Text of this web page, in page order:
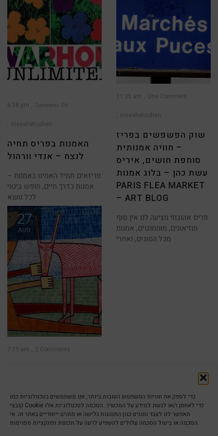
כדי לספק את חוויות המשתמש הטובות ביותר, אנו משתמשים בטכנולוגיות כמו
קובצי Cookie כדי לאחסן ו/או לגשת למידע על המכשיר. הסכמה לטכנולוגיות אלו
תאפשר לנו לעבד נתונים כגון התנהגות גלישה או מזהים ייחודיים באתר זה. אי
הסכמה או ביטול הסכמה עלולים להשפיע לרעה על תכונות ופונקציות מסוימות.
6:58 pm Comments Off
וורהול
iriseshetcohen
האמנות בפריס תחיה
לנצח – אנדי וורהול
פריזאים תמיד האמינו באמנות –
אמנות כדרך חיים, חופש ביטוי
לכל נושא
11:35 am One Comment
iriseshetcohen
שוק הפשפשים בפריז
– חוויה אמנותית
סוחפת חושים, איריס
עשת כהן – בלוג אמנות
PARIS FLEA MARKET
– ART BLOG
פריס אהובתי מציעה לנו אין סוף
מוזיאונים, מונומנטים, אמנות
מכל הסוגים, ואחרי
27
AUG
7:19 am 2 Comments
Modern Art in Paris – For
English click here. מקור מרכזי